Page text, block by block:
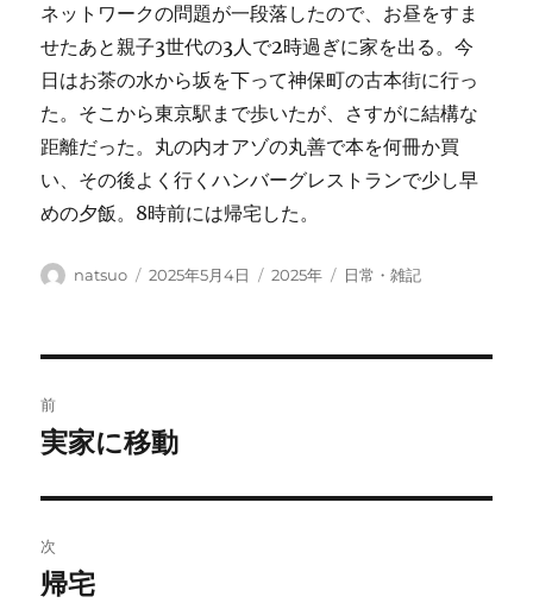
ネットワークの問題が一段落したので、お昼をすま
せたあと親子3世代の3人で2時過ぎに家を出る。今
日はお茶の水から坂を下って神保町の古本街に行っ
た。そこから東京駅まで歩いたが、さすがに結構な
距離だった。丸の内オアゾの丸善で本を何冊か買
い、その後よく行くハンバーグレストランで少し早
めの夕飯。8時前には帰宅した。
投
natsuo
投
2025年5月4日
カ
2025年
タ
日常・雑記
稿
ビ
ゲ
前
前
投
稿:
実家に移動
次
次
帰宅